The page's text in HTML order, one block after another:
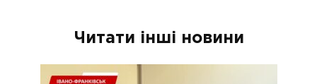
Читати інші новини